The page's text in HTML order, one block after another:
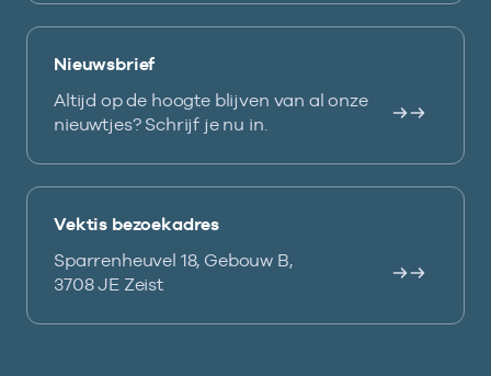
Nieuwsbrief
Altijd op de hoogte blijven van al onze
nieuwtjes? Schrijf je nu in.
Vektis bezoekadres
Sparrenheuvel 18, Gebouw B,
3708 JE Zeist